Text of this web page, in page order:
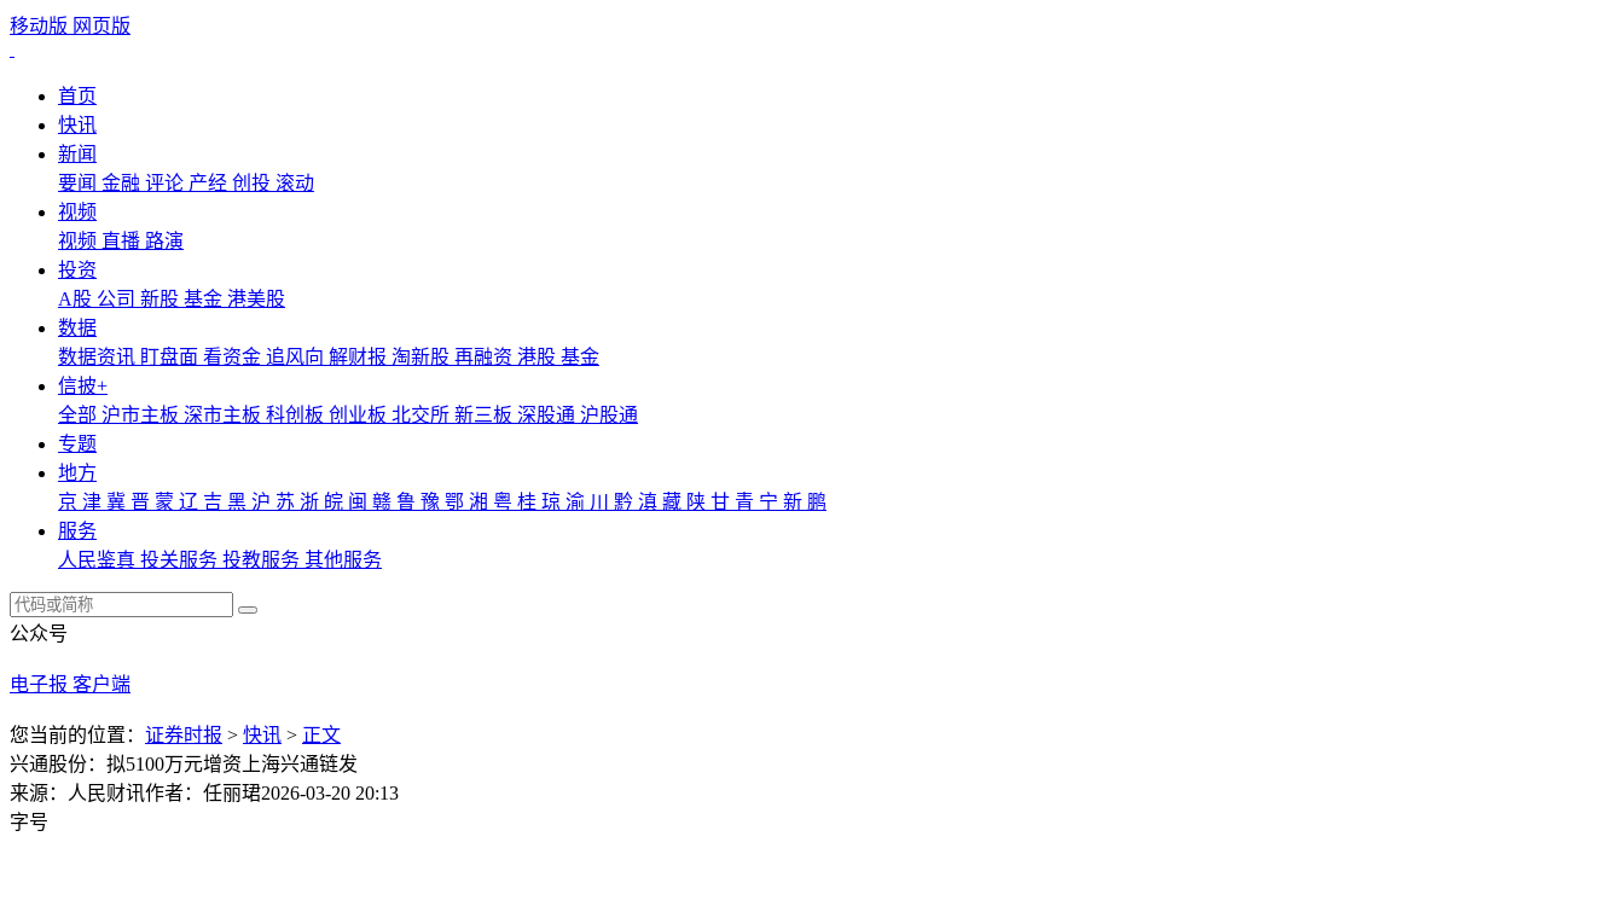
移动版 网页版
首页
快讯
新闻
要闻 金融 评论 产经 创投 滚动
视频
视频 直播 路演
投资
A股 公司 新股 基金 港美股
数据
数据资讯 盯盘面 看资金 追风向 解财报 淘新股 再融资 港股 基金
信披+
全部 沪市主板 深市主板 科创板 创业板 北交所 新三板 深股通 沪股通
专题
地方
京 津 冀 晋 蒙 辽 吉 黑 沪 苏 浙 皖 闽 赣 鲁 豫 鄂 湘 粤 桂 琼 渝 川 黔 滇 藏 陕 甘 青 宁 新 鹏
服务
人民鉴真 投关服务 投教服务 其他服务
公众号
电子报 客户端
您当前的位置： 证券时报 > 快讯 > 正文
兴通股份：拟5100万元增资上海兴通链发
来源：人民财讯作者：任丽珺2026-03-20 20:13
字号